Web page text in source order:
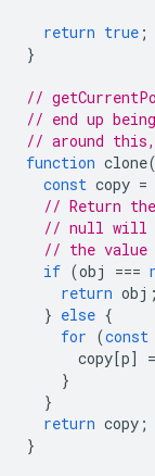
return true ;
}
//
// end up
// around this,
function clone(
const copy =
// Return
// null will
// the value
if (obj ===
return obj ;
} else {
for (const
copy[p] =
}
}
return copy ;
}